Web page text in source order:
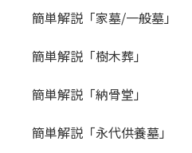
簡単解説「家墓/一般墓」
簡単解説「樹木葬」
簡単解説「納骨堂」
簡単解説「永代供養墓」